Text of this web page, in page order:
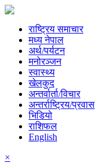
राष्ट्रिय समाचार
मध्य नेपाल
अर्थ/पर्यटन
मनोरञ्जन
स्वास्थ्य
खेलकुद
अन्तर्वार्ता/विचार
अन्तर्राष्ट्रिय/प्रवास
भिडियो
राशिफल
English
×